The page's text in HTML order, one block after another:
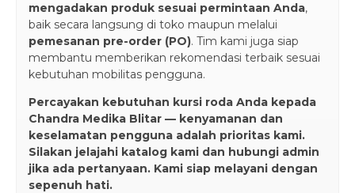
mengadakan produk sesuai permintaan Anda,
baik secara langsung di toko maupun melalui
pemesanan pre-order (PO). Tim kami juga siap
membantu memberikan rekomendasi terbaik sesuai
kebutuhan mobilitas pengguna.
Percayakan kebutuhan kursi roda Anda kepada
Chandra Medika Blitar — kenyamanan dan
keselamatan pengguna adalah prioritas kami.
Silakan jelajahi katalog kami dan hubungi admin
jika ada pertanyaan. Kami siap melayani dengan
sepenuh hati.